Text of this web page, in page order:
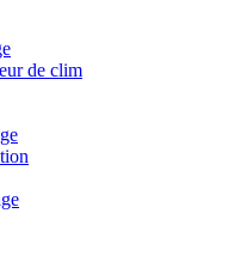
de clim